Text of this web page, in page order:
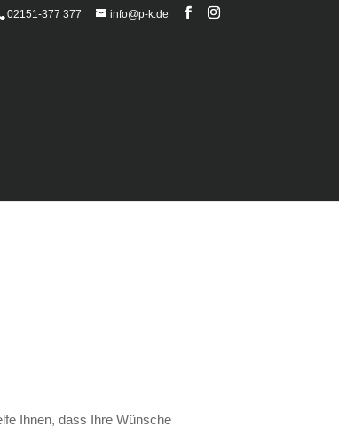
02151-377 377 info@p-k.de
Ihnen, dass Ihre Wünsche